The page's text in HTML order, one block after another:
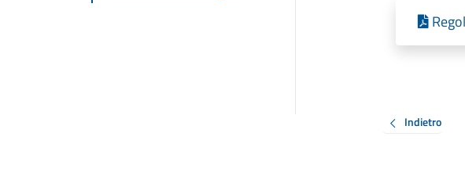
Indietro